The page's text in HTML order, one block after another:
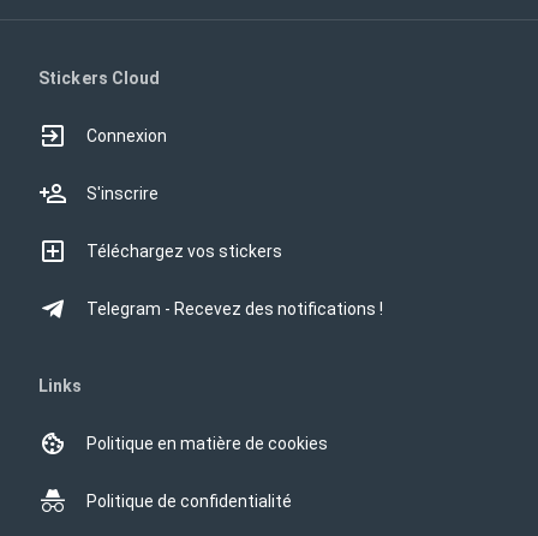
Stickers Cloud
Connexion
S'inscrire
Téléchargez vos stickers
Telegram - Recevez des notifications !
Links
Politique en matière de cookies
Politique de confidentialité